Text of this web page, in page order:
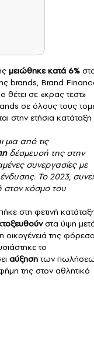
μειώθηκε κατά 6%
brands, Brand
σε «κρας τεστ»
σε όλους τους
στην ετήσια κατάταξη
από τις
δέσμευσή της στην
συνεργασίες με
. Το 2023,
στον κόσμο του
στη φετινή
στα ύψη
οικογένειά της
το
αύξησητων
της στον αθλητικό